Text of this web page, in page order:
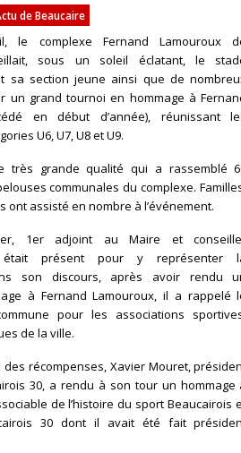
de Beaucaire
le complexe Fernand Lamouroux
sous un soleil éclatant, le
sa section jeune ainsi que de
un grand tournoi en hommage à
en début d’année), réunissant
U6, U7, U8 et U9.
très grande qualité qui a rassemblé
communales du complexe.
ont assisté en nombre à l’événement.
1er adjoint au Maire et
était présent pour y représenter
son discours, après avoir rendu
à Fernand Lamouroux, il a rappelé
pour les associations
de la ville.
des récompenses, Xavier Mouret,
30, a rendu à son tour un hommage
de l’histoire du sport Beaucairois
30 dont il avait été fait